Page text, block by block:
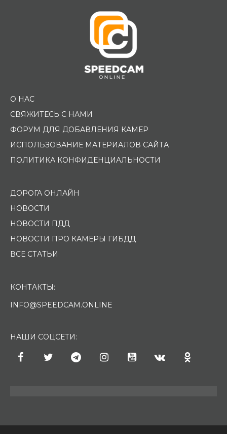
О НАС
СВЯЖИТЕСЬ С НАМИ
ФОРУМ ДЛЯ ДОБАВЛЕНИЯ КАМЕР
ИСПОЛЬЗОВАНИЕ МАТЕРИАЛОВ САЙТА
ПОЛИТИКА КОНФИДЕНЦИАЛЬНОСТИ
ДОРОГА ОНЛАЙН
НОВОСТИ
НОВОСТИ ПДД
НОВОСТИ ПРО КАМЕРЫ ГИБДД
ВСЕ СТАТЬИ
КОНТАКТЫ:
INFO@SPEEDCAM.ONLINE
НАШИ СОЦСЕТИ: